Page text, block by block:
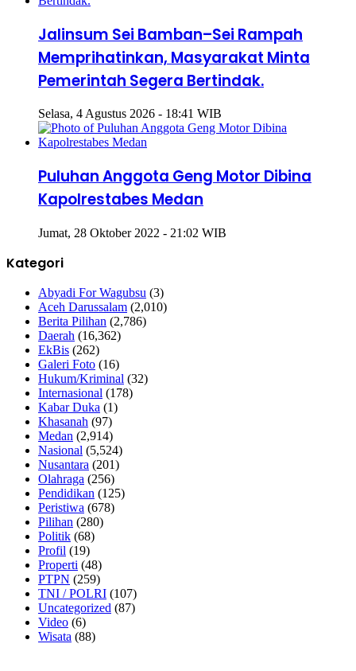
Jalinsum Sei Bamban–Sei Rampah
Memprihatinkan, Masyarakat Minta
Pemerintah Segera Bertindak.
Selasa, 4 Agustus 2026 - 18:41 WIB
Puluhan Anggota Geng Motor Dibina
Kapolrestabes Medan
Jumat, 28 Oktober 2022 - 21:02 WIB
Kategori
Abyadi For Wagubsu (3)
Aceh Darussalam (2,010)
Berita Pilihan (2,786)
Daerah (16,362)
EkBis (262)
Galeri Foto (16)
Hukum/Kriminal (32)
Internasional (178)
Kabar Duka (1)
Khasanah (97)
Medan (2,914)
Nasional (5,524)
Nusantara (201)
Olahraga (256)
Pendidikan (125)
Peristiwa (678)
Pilihan (280)
Politik (68)
Profil (19)
Properti (48)
PTPN (259)
TNI / POLRI (107)
Uncategorized (87)
Video (6)
Wisata (88)